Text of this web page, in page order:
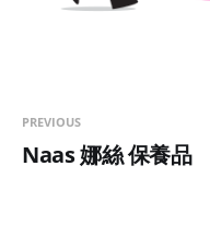
PREVIOUS
Naas 娜絲 保養品